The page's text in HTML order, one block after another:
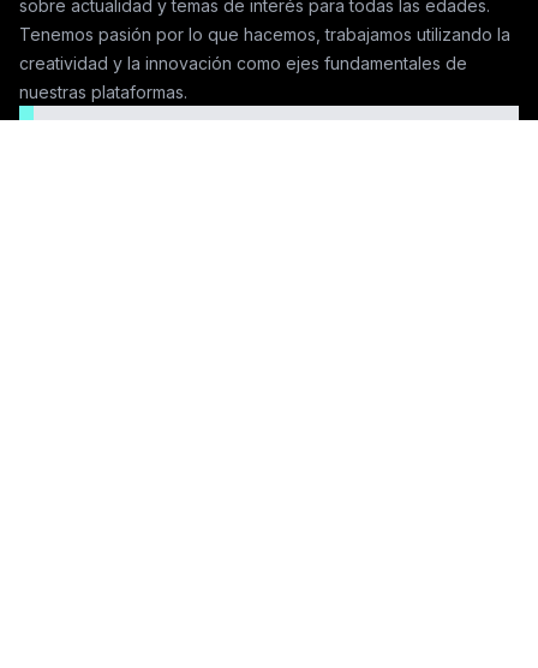
sobre actualidad y temas de interés para todas las edades.
Tenemos pasión por lo que hacemos, trabajamos utilizando la
creatividad y la innovación como ejes fundamentales de
nuestras plataformas.